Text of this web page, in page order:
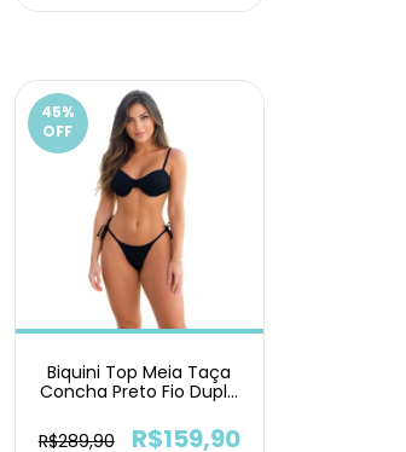
45%
OFF
Biquini Top Meia Taça
Concha Preto Fio Duplo
R$289,90
R$159,90